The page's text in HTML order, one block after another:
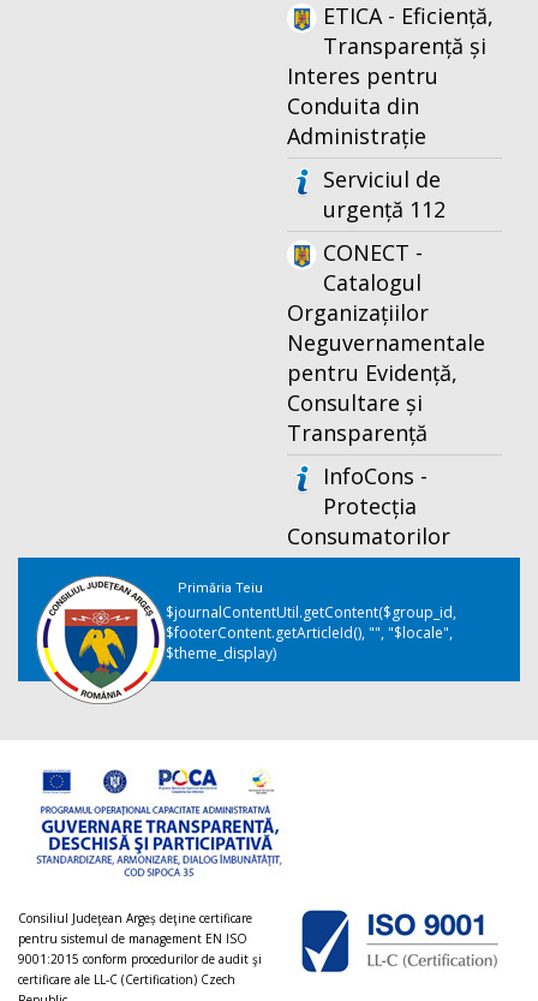
ETICA - Eficiență,
Transparență și
Interes pentru
Conduita din
Administrație
Serviciul de
urgență 112
CONECT -
Catalogul
Organizațiilor
Neguvernamentale
pentru Evidență,
Consultare și
Transparență
InfoCons -
Protecția
Consumatorilor
Primăria Teiu
$journalContentUtil.getContent($group_id,
$footerContent.getArticleId(), "", "$locale",
$theme_display)
Consiliul Judeţean Argeș deţine certificare
pentru sistemul de management EN ISO
9001:2015 conform procedurilor de audit şi
certificare ale LL-C (Certification) Czech